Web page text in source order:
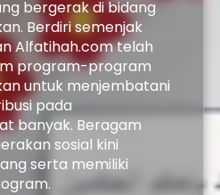
bergerak di bidang
Berdiri semenjak
Alfatihah.com telah
program-program
untuk menjembatani
pada
banyak. Beragam
sosial kini
serta memiliki